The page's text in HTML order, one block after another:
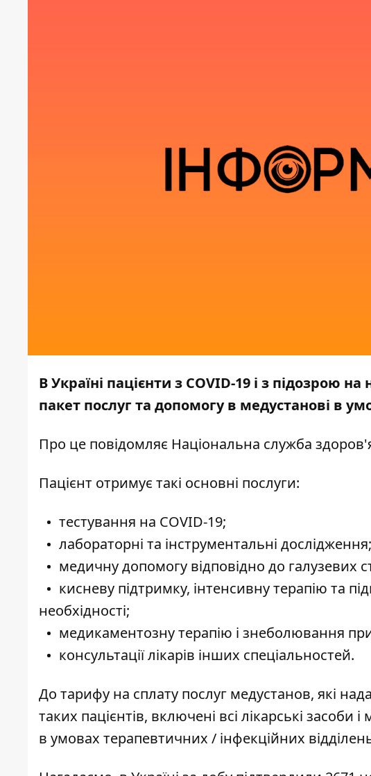
В Україні пацієнти з COVID-19 і з підозрою
пакет послуг та допомогу в медустанові в
Про це повідомляє Національна служба
Пацієнт отримує такі основні послуги:
тестування на COVID-19;
лабораторні та інструментальні дослідження;
медичну допомогу відповідно до галузевих
кисневу підтримку, інтенсивну терапію та
необхідності;
медикаментозну терапію і знеболювання
консультації лікарів інших спеціальностей.
До тарифу на сплату послуг медустанов, які
таких пацієнтів, включені всі лікарські засоби
в умовах терапевтичних / інфекційних